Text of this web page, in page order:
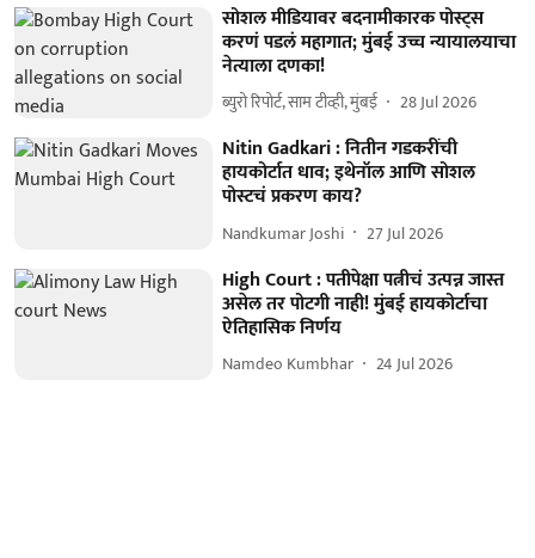
सोशल मीडियावर बदनामीकारक पोस्ट्स
करणं पडलं महागात; मुंबई उच्च न्यायालयाचा
नेत्याला दणका!
ब्युरो रिपोर्ट, साम टीव्ही, मुंबई 28 Jul 2026
Nitin Gadkari : नितीन गडकरींची
हायकोर्टात धाव; इथेनॉल आणि सोशल
पोस्टचं प्रकरण काय?
Nandkumar Joshi 27 Jul 2026
High Court : पतीपेक्षा पत्नीचं उत्पन्न जास्त
असेल तर पोटगी नाही! मुंबई हायकोर्टाचा
ऐतिहासिक निर्णय
Namdeo Kumbhar 24 Jul 2026